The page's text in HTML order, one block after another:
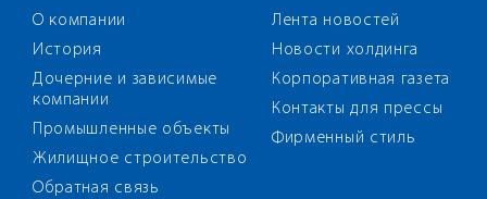
О компании
История
Дочерние и зависимые
компании
Промышленные объекты
Жилищное строительство
Обратная связь
Лента новостей
Новости холдинга
Корпоративная газета
Контакты для прессы
Фирменный стиль